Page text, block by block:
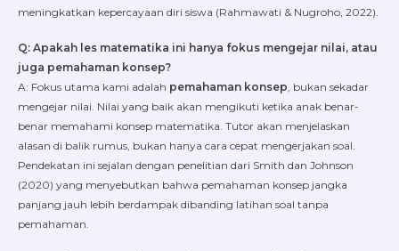
meningkatkan kepercayaan diri siswa (Rahmawati & Nugroho, 2022).
Q: Apakah les matematika ini hanya fokus mengejar nilai, atau
juga pemahaman konsep?
A: Fokus utama kami adalah pemahaman konsep , bukan sekadar
mengejar nilai. Nilai yang baik akan mengikuti ketika anak benar-
benar memahami konsep matematika. Tutor akan menjelaskan
alasan di balik rumus, bukan hanya cara cepat mengerjakan soal.
Pendekatan ini sejalan dengan penelitian dari Smith dan Johnson
(2020) yang menyebutkan bahwa pemahaman konsep jangka
panjang jauh lebih berdampak dibanding latihan soal tanpa
pemahaman.